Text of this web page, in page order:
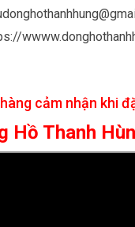
cảm nhận khi
Hồ Thanh